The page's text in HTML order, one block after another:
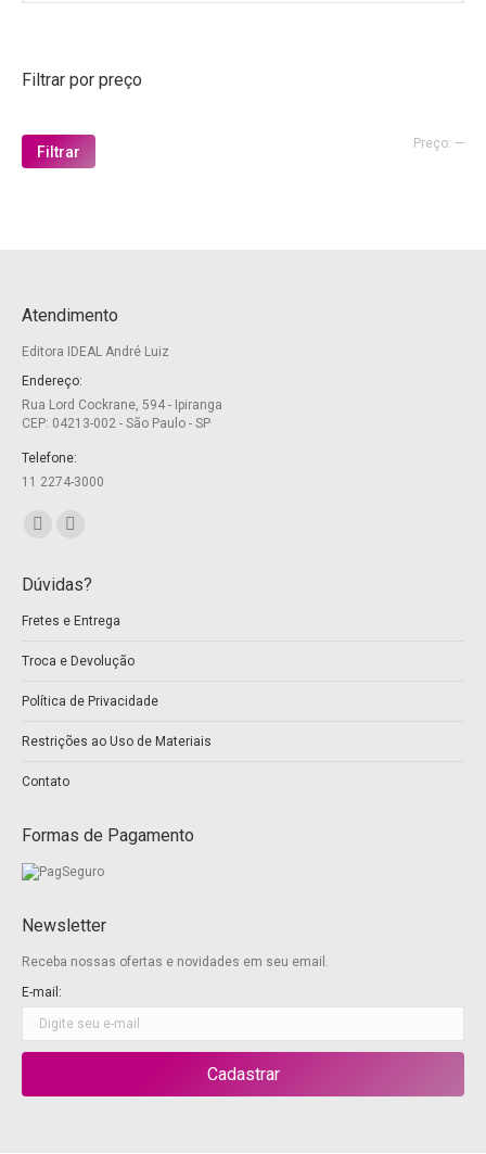
Filtrar por preço
Filtrar Preço: —
Atendimento
Editora IDEAL André Luiz
Endereço:
Rua Lord Cockrane, 594 - Ipiranga
CEP: 04213-002 - São Paulo - SP
Telefone:
11 2274-3000
Encontre-nos em:
opens
in
opens
in
Dúvidas?
Fretes e Entrega
Troca e Devolução
Política de Privacidade
Restrições ao Uso de Materiais
Contato
Formas de Pagamento
Newsletter
Receba nossas ofertas e novidades em seu email.
E-mail: